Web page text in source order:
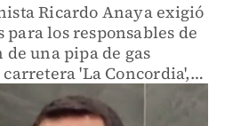
Ricardo Anaya exigió
para los responsables de
una pipa de gas
'La Concordia',
y resaltó que no
con la suya.